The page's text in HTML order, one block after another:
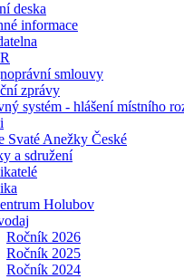
deska
informace
smlouvy
zprávy
systém - hlášení místního
Svaté Anežky České
a sdružení
Holubov
Ročník 2026
Ročník 2025
Ročník 2024